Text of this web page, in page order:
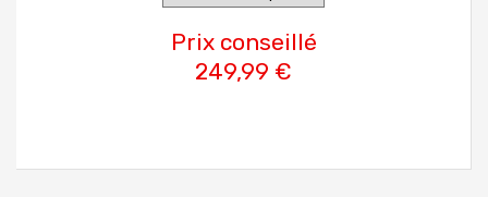
Prix conseillé
249,99 €